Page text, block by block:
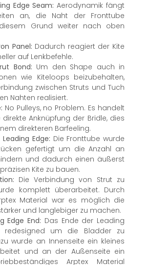
Edge Seam:Aerodynamik fängt
an, die Naht der Fronttube
Grund weiter nach oben
Panel: Dadurch reagiert der Kite
auf Lenkbefehle.
Bond: Um den Shape auch in
wie Kiteloops beizubehalten,
zwischen Struts und Tuch
Nahten realisiert.
No Pulleys, no Problem. Es handelt
Anknüpfung der Bridle, dies
direkteren Barfeeling.
Edge: Die Fronttube wurde
gefertigt um die Anzahl an
und dadurch einen äußerst
Kite zu bauen.
Die Verbindung von Strut zu
komplett überarbeitet. Durch
Material war es möglich die
und langlebiger zu machen.
Edge End: Das Ende der Leading
redesigned um die Bladder zu
wurde an Innenseite ein kleines
und an der Außenseite ein
Arptex Material